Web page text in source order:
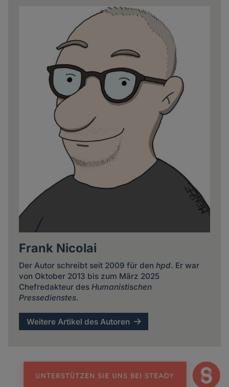
Frank Nicolai
Der Autor schreibt seit 2009 für den hpd. Er war
von Oktober 2013 bis zum März 2025
Chefredakteur des Humanistischen
Pressedienstes.
Weitere Artikel des Autoren